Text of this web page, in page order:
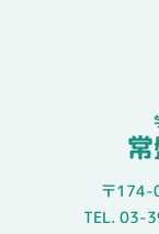
〒174-
TEL. 03-